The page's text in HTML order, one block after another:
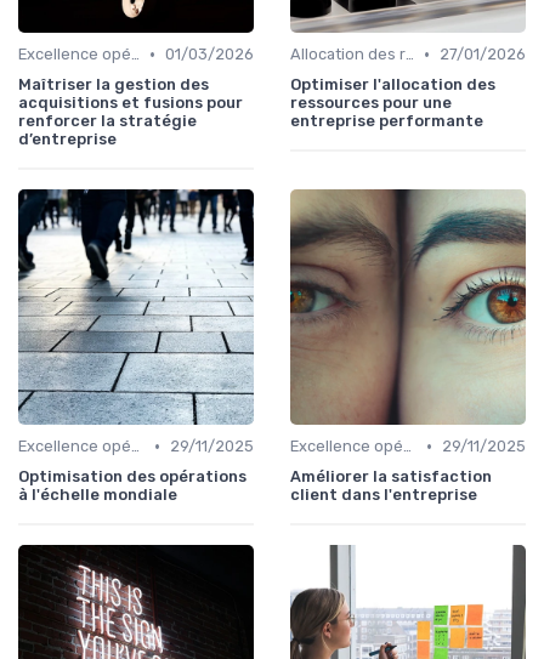
Excellence opérationnelle • 01/03/2026
Maîtriser la gestion des
acquisitions et fusions pour
renforcer la stratégie
d’entreprise
Allocation des ressources •
27/01/2026
Optimiser l'allocation des
ressources pour une
entreprise performante
Excellence opérationnelle •
29/11/2025
Optimisation des opérations
à l'échelle mondiale
Excellence opérationnelle •
29/11/2025
Améliorer la satisfaction
client dans l'entreprise